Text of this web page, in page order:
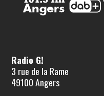
Radio G!
3 rue de la Rame
49100 Angers